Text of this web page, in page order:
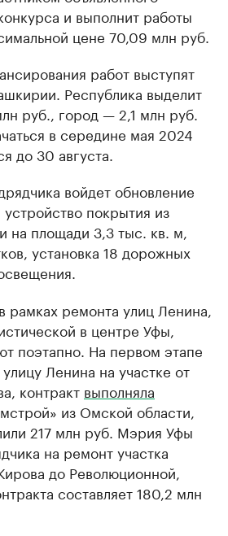
и выполнит работы
цене 70,09 млн руб.
работ выступят
Республика выделит
руб., город — 2,1 млн руб.
в середине мая 2024
до 30 августа.
войдет обновление
покрытия из
на площади 3,3 тыс. кв. м,
установка 18 дорожных
рамках ремонта улиц Ленина,
в центре Уфы,
поэтапно. На первом этапе
Ленина на участке от
контракт выполняла
из Омской области,
217 млн руб. Мэрия Уфы
на ремонт участка
до Революционной,
составляет 180,2 млн